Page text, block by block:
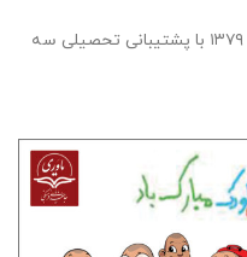
انجمن یاران دانش و مهر در مهرماه سال ۱۳۷۹ با پشتیبانی تحصیلی سه